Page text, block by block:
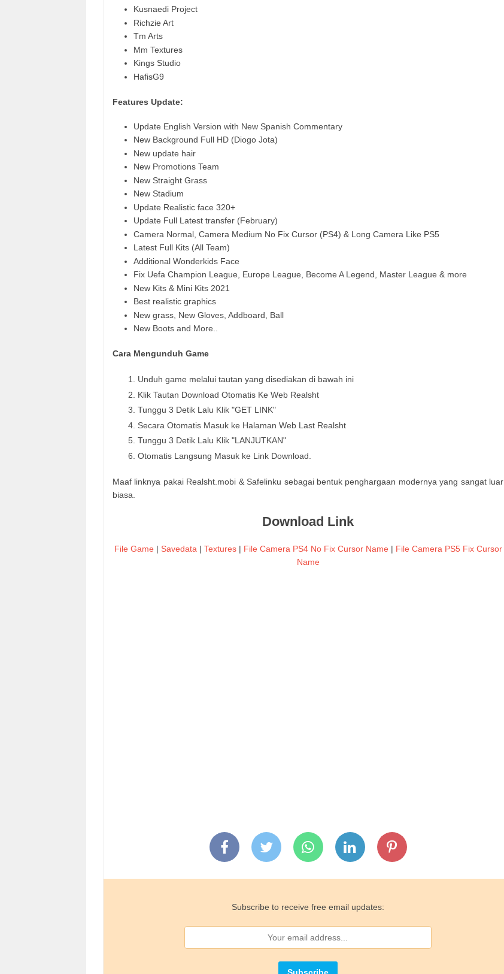
Kusnaedi Project
Richzie Art
Tm Arts
Mm Textures
Kings Studio
HafisG9
Features Update:
Update English Version with New Spanish Commentary
New Background Full HD (Diogo Jota)
New update hair
New Promotions Team
New Straight Grass
New Stadium
Update Realistic face 320+
Update Full Latest transfer (February)
Camera Normal, Camera Medium No Fix Cursor (PS4) & Long Camera Like PS5
Latest Full Kits (All Team)
Additional Wonderkids Face
Fix Uefa Champion League, Europe League, Become A Legend, Master League & more
New Kits & Mini Kits 2021
Best realistic graphics
New grass, New Gloves, Addboard, Ball
New Boots and More..
Cara Mengunduh Game
Unduh game melalui tautan yang disediakan di bawah ini
Klik Tautan Download Otomatis Ke Web Realsht
Tunggu 3 Detik Lalu Klik "GET LINK"
Secara Otomatis Masuk ke Halaman Web Last Realsht
Tunggu 3 Detik Lalu Klik "LANJUTKAN"
Otomatis Langsung Masuk ke Link Download.
Maaf linknya pakai Realsht.mobi & Safelinku sebagai bentuk penghargaan modernya yang sangat luar
biasa.
Download Link
File Game| Savedata | Textures| File Camera PS4 No Fix Cursor Name| File Camera PS5 Fix Cursor
Name
Subscribe to receive free email updates: